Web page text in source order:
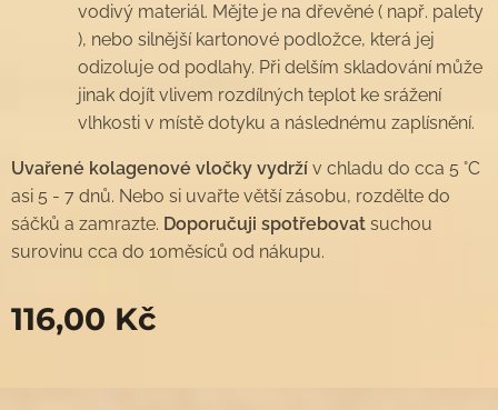
vodivý materiál. Mějte je na dřevěné ( např. palety
), nebo silnější kartonové podložce, která jej
odizoluje od podlahy. Při delším skladování může
jinak dojít vlivem rozdílných teplot ke srážení
vlhkosti v místě dotyku a následnému zaplísnění.
Uvařené kolagenové vločky vydrží v chladu do cca 5 °C
asi 5 - 7 dnů. Nebo si uvařte větší zásobu, rozdělte do
sáčků a zamrazte. Doporučuji spotřebovat suchou
surovinu cca do 10měsíců od nákupu.
116,00 Kč